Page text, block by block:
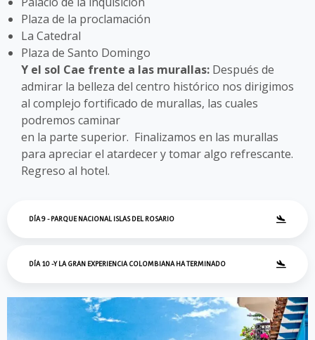
Plaza de la proclamación
La Catedral
Plaza de Santo Domingo
Y el sol Cae frente a las murallas: Después de
admirar la belleza del centro histórico nos dirigimos
al complejo fortificado de murallas, las cuales
podremos caminar
en la parte superior. Finalizamos en las murallas
para apreciar el atardecer y tomar algo refrescante.
Regreso al hotel.
DÍA 9 - PARQUE NACIONAL ISLAS DEL ROSARIO
DÍA 10 -Y LA GRAN EXPERIENCIA COLOMBIANA HA TERMINADO